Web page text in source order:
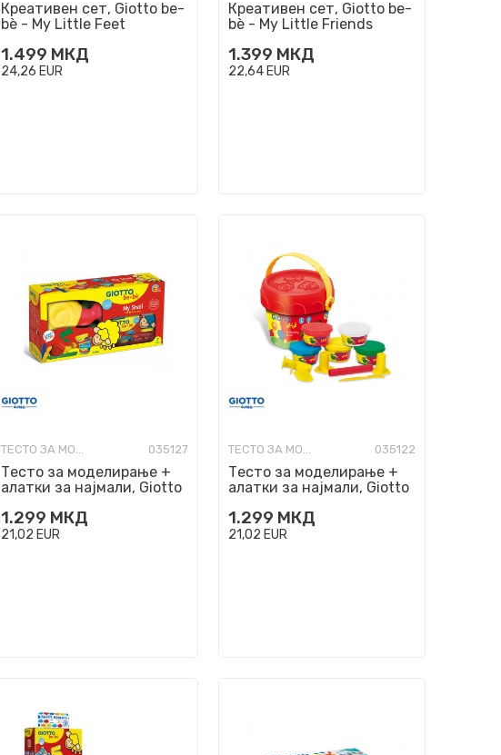
Креативен сет, Giotto be-
bè - My Little Feet
1.499 МКД
24,26 EUR
Креативен сет, Giotto be-
bè - My Little Friends
1.399 МКД
22,64 EUR
ТЕСТО ЗА МОДЕЛИРАЊЕ 035127
Тесто за моделирање +
алатки за најмали, Giotto
1.299 МКД
21,02 EUR
ТЕСТО ЗА МОДЕЛИРАЊЕ 035122
Тесто за моделирање +
алатки за најмали, Giotto
Bucket
1.299 МКД
21,02 EUR